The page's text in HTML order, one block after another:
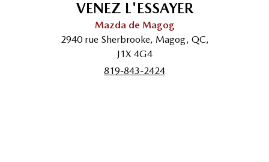
VENEZ L'ESSAYER
Mazda de Magog
2940 rue Sherbrooke, Magog, QC,
J1X 4G4
819-843-2424